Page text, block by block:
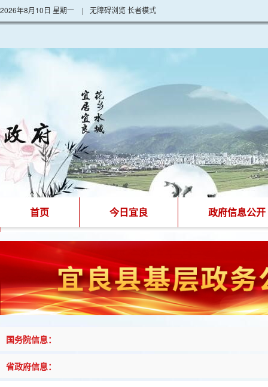
2026年8月10日 星期一 | 无障碍浏览长者模式
首页 今日宜良 政府信息公开
国务院信息：
省政府信息：